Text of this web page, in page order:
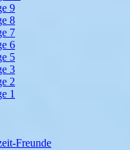
9
8
7
6
5
3
2
1
Freunde